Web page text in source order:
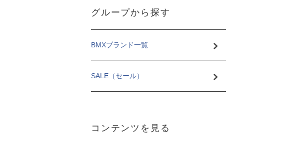
グループから探す
BMXブランド一覧
SALE（セール）
コンテンツを見る